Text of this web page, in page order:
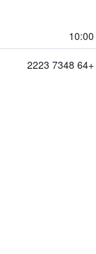
10:00
+64 7348 2223